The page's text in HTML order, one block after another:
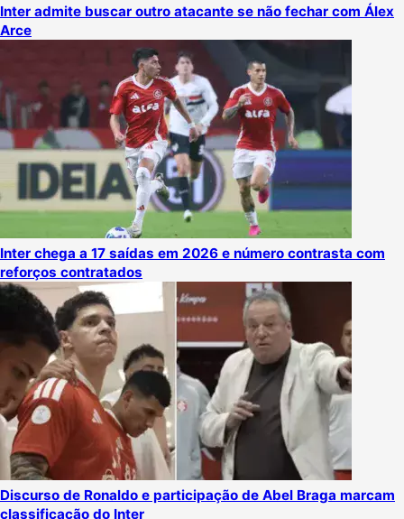
Inter admite buscar outro atacante se não fechar com Álex
Arce
Inter chega a 17 saídas em 2026 e número contrasta com
reforços contratados
Discurso de Ronaldo e participação de Abel Braga marcam
classificação do Inter